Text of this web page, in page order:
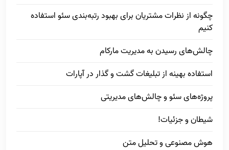
چگونه از نظرات مشتریان برای بهبود رتبه‌بندی سئو استفاده
کنیم
چالش‌های رسیدن به مدیریت مارکام
استفاده بهینه از تبلیغات گشت و گذار در آپارات
پروژه‌های سئو و چالش‌های مدیریتی
شیطان و جزئیات!
هوش مصنوعی و تحلیل متن